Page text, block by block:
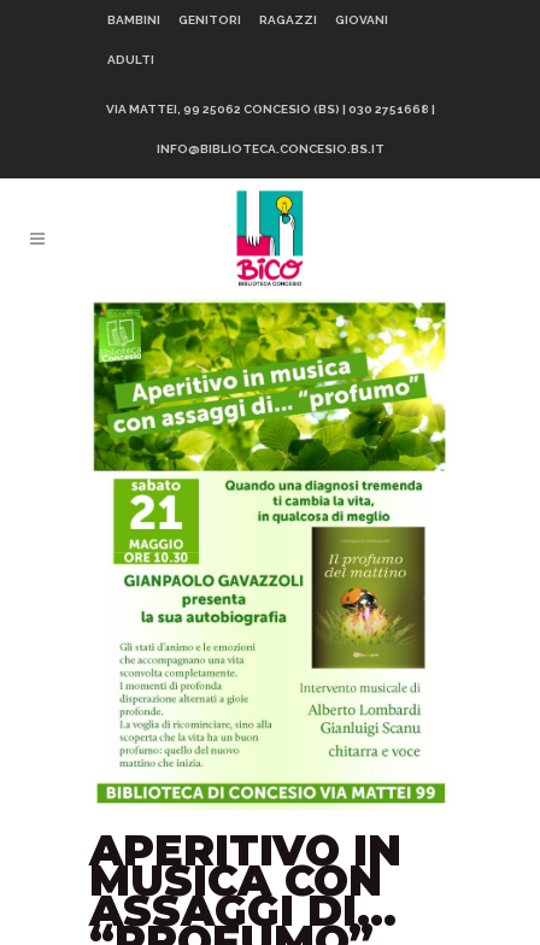
BAMBINI GENITORI RAGAZZI GIOVANI
ADULTI
VIA MATTEI, 99 25062 CONCESIO (BS) | 030 2751668 |
INFO@BIBLIOTECA.CONCESIO.BS.IT
APERITIVO IN
MUSICA CON
ASSAGGI DI…